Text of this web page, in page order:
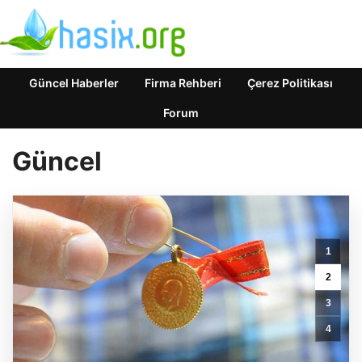
Güncel Haberler Firma Rehberi Çerez Politikası
Forum
Güncel
1
2
3
4
Nihat
Kahveci’den
Galatasaray’a
dikkat
çeken